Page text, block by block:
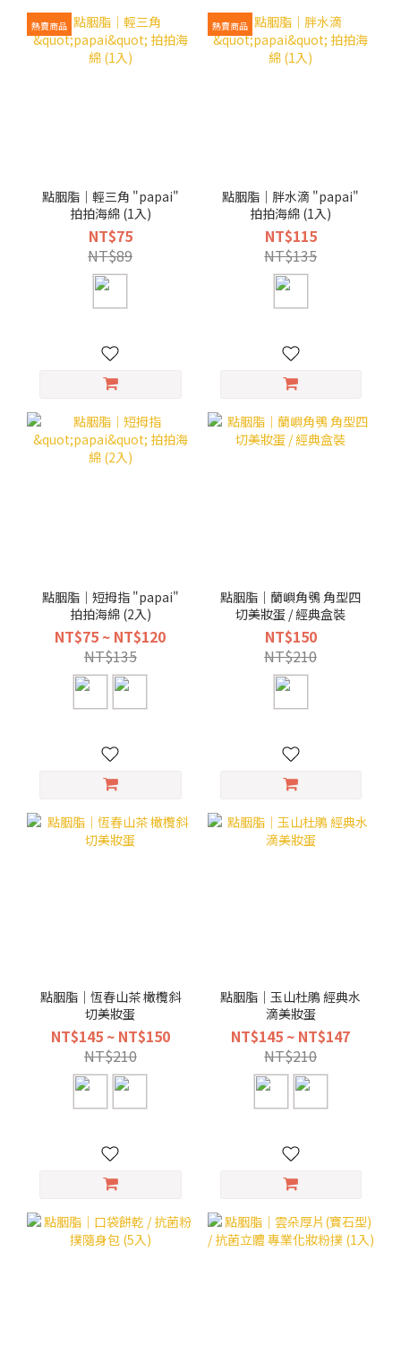
熱賣商品
點胭脂｜輕三角 "papai"
拍拍海綿 (1入)
NT$75
NT$89
熱賣商品
點胭脂｜胖水滴 "papai"
拍拍海綿 (1入)
NT$115
NT$135
點胭脂｜短拇指 "papai"
拍拍海綿 (2入)
NT$75 ~ NT$120
NT$135
點胭脂｜蘭嶼角鴞 角型四
切美妝蛋 / 經典盒裝
NT$150
NT$210
點胭脂｜恆春山茶 橄欖斜
切美妝蛋
NT$145 ~ NT$150
NT$210
點胭脂｜玉山杜鵑 經典水
滴美妝蛋
NT$145 ~ NT$147
NT$210